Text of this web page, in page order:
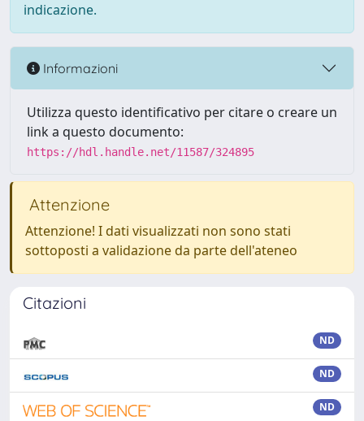
indicazione.
Informazioni
Utilizza questo identificativo per citare o creare un
link a questo documento:
https://hdl.handle.net/11587/324895
Attenzione
Attenzione! I dati visualizzati non sono stati
sottoposti a validazione da parte dell'ateneo
Citazioni
ND
ND
ND